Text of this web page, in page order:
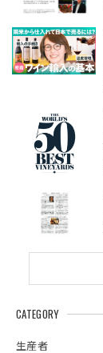
CATEGORY
生産者